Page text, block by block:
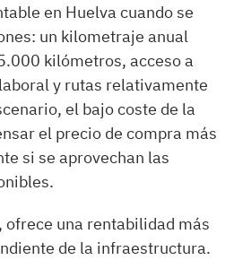
en Huelva cuando se
un kilometraje anual
kilómetros, acceso a
y rutas relativamente
el bajo coste de la
el precio de compra más
si se aprovechan las
ofrece una rentabilidad más
de la infraestructura.